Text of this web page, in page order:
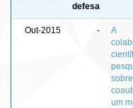
defesa
Out-2015 -
A
sobre
um